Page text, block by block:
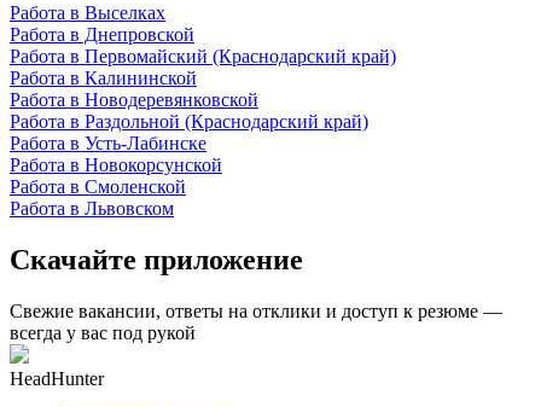
Работа в Выселках
Работа в Днепровской
Работа в Первомайский (Краснодарский край)
Работа в Калининской
Работа в Новодеревянковской
Работа в Раздольной (Краснодарский край)
Работа в Усть-Лабинске
Работа в Новокорсунской
Работа в Смоленской
Работа в Львовском
Скачайте приложение
Свежие вакансии, ответы на отклики и доступ к резюме —
всегда у вас под рукой
HeadHunter